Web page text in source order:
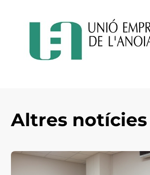
Altres notícies